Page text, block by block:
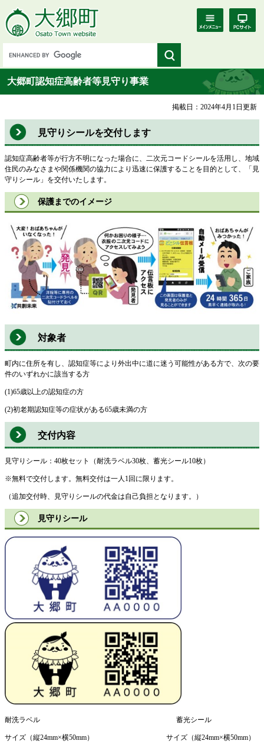
大郷町認知症高齢者等見守り事業
掲載日：2024年4月1日更新
見守りシールを交付します
認知症高齢者等が行方不明になった場合に、二次元コードシールを活用し、地域
住民のみなさまや関係機関の協力により迅速に保護することを目的として、「見
守りシール」を交付いたします。
保護までのイメージ
対象者
町内に住所を有し、認知症等により外出中に道に迷う可能性がある方で、次の要
件のいずれかに該当する方
(1)65歳以上の認知症の方
(2)初老期認知症等の症状がある65歳未満の方
交付内容
見守りシール：40枚セット（耐洗ラベル30枚、蓄光シール10枚）
※無料で交付します。無料交付は一人1回に限ります。
（追加交付時、見守りシールの代金は自己負担となります。）
見守りシール
耐洗ラベル 蓄光シール
サイズ（縦24mm×横50mm） サイズ（縦24mm×横50mm）